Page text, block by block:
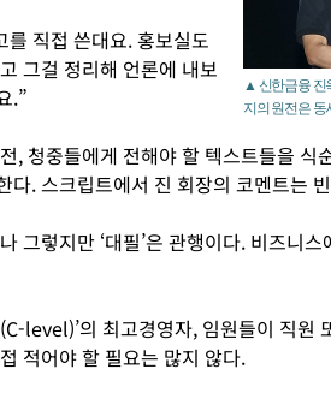
▲ 신한금융 진
지의 원전은 동
를 직접 쓴대요. 홍보실도
그걸 정리해 언론에 내보
.”
, 청중들에게 전해야 할 텍스트들을 식
다. 스크립트에서 진 회장의 코멘트는
그렇지만 ‘대필’은 관행이다. 비즈니
level)’의 최고경영자, 임원들이 직원
적어야 할 필요는 많지 않다.